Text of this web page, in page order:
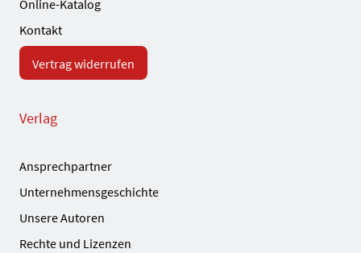
Online-Katalog
Kontakt
Vertrag widerrufen
Verlag
Ansprechpartner
Unternehmensgeschichte
Unsere Autoren
Rechte und Lizenzen